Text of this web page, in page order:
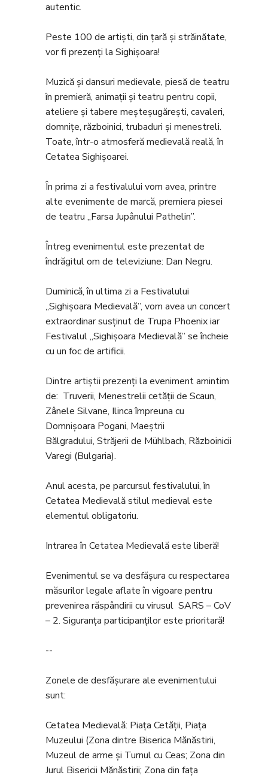
autentic.
Peste 100 de artiști, din țară și străinătate,
vor fi prezenți la Sighișoara!
Muzică și dansuri medievale, piesă de teatru
în premieră, animații și teatru pentru copii,
ateliere și tabere meșteșugărești, cavaleri,
domnițe, războinici, trubaduri și menestreli.
Toate, într-o atmosferă medievală reală, în
Cetatea Sighișoarei.
În prima zi a festivalului vom avea, printre
alte evenimente de marcă, premiera piesei
de teatru „Farsa Jupânului Pathelin”.
Întreg evenimentul este prezentat de
îndrăgitul om de televiziune: Dan Negru.
Duminică, în ultima zi a Festivalului
„Sighișoara Medievală”, vom avea un concert
extraordinar susținut de Trupa Phoenix iar
Festivalul „Sighișoara Medievală” se încheie
cu un foc de artificii.
Dintre artiștii prezenți la eveniment amintim
de: Truverii, Menestrelii cetății de Scaun,
Zânele Silvane, Ilinca împreuna cu
Domnișoara Pogani, Maeștrii
Bălgradului, Străjerii de Mühlbach, Războinicii
Varegi (Bulgaria).
Anul acesta, pe parcursul festivalului, în
Cetatea Medievală stilul medieval este
elementul obligatoriu.
Intrarea în Cetatea Medievală este liberă!
Evenimentul se va desfășura cu respectarea
măsurilor legale aflate în vigoare pentru
prevenirea răspândirii cu virusul SARS – CoV
– 2. Siguranța participanților este prioritară!
--
Zonele de desfășurare ale evenimentului
sunt:
Cetatea Medievală: Piața Cetății, Piața
Muzeului (Zona dintre Biserica Mănăstirii,
Muzeul de arme și Turnul cu Ceas; Zona din
Jurul Bisericii Mănăstirii; Zona din fața